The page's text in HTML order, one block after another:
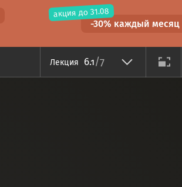
акция до 31.08
-30% каждый месяц
Лекция 6.1/7